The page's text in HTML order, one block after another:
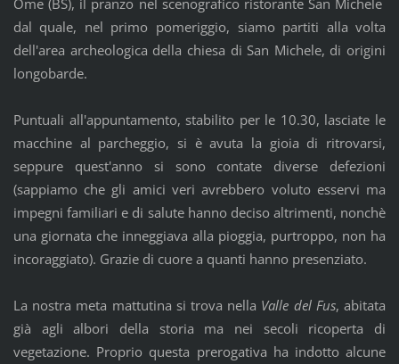
dal quale, nel primo pomeriggio, siamo partiti alla volta
dell'area archeologica della chiesa di San Michele, di origini
longobarde.
Puntuali all'appuntamento, stabilito per le 10.30, lasciate le
macchine al parcheggio, si è avuta la gioia di ritrovarsi,
seppure quest'anno si sono contate diverse defezioni
(sappiamo che gli amici veri avrebbero voluto esservi ma
impegni familiari e di salute hanno deciso altrimenti, nonchè
una giornata che inneggiava alla pioggia, purtroppo, non ha
incoraggiato). Grazie di cuore a quanti hanno presenziato.
La nostra meta mattutina si trova nella Valle del Fus, abitata
già agli albori della storia ma nei secoli ricoperta di
vegetazione. Proprio questa prerogativa ha indotto alcune